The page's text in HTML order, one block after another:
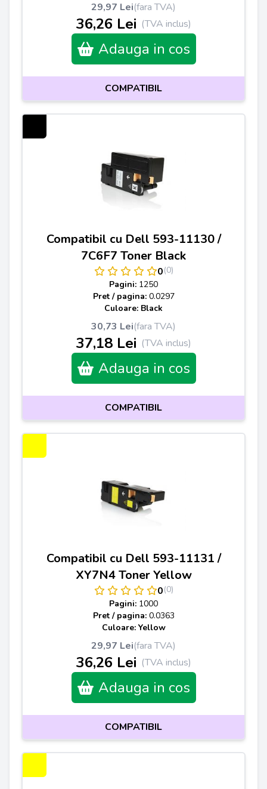
29,97 Lei(fara TVA)
36,26 Lei (TVA inclus)
Adauga in cos
COMPATIBIL
Compatibil cu Dell 593-11130 /
7C6F7 Toner Black
0(0)
Pagini: 1250
Pret / pagina: 0.0297
Culoare: Black
30,73 Lei(fara TVA)
37,18 Lei (TVA inclus)
Adauga in cos
COMPATIBIL
Compatibil cu Dell 593-11131 /
XY7N4 Toner Yellow
0(0)
Pagini: 1000
Pret / pagina: 0.0363
Culoare: Yellow
29,97 Lei(fara TVA)
36,26 Lei (TVA inclus)
Adauga in cos
COMPATIBIL